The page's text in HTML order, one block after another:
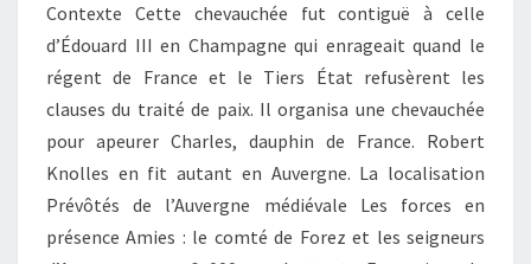
1359
Contexte Cette chevauchée fut contiguë à celle
d’Édouard III en Champagne qui enrageait quand le
régent de France et le Tiers État refusèrent les
clauses du traité de paix. Il organisa une chevauchée
pour apeurer Charles, dauphin de France. Robert
Knolles en fit autant en Auvergne. La localisation
Prévôtés de l’Auvergne médiévale Les forces en
présence Amies : le comté de Forez et les seigneurs